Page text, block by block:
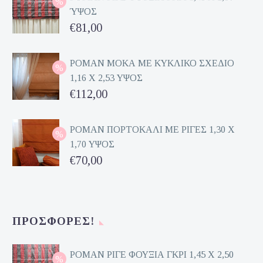
ΎΨΟΣ
Original
was:
€162,00.
€81,00
τρέχουσα
τιμή
είναι:
ΡΟΜΑΝ ΜΟΚΑ ΜΕ ΚΥΚΛΙΚΟ ΣΧΕΔΙΟ
1,16 Χ 2,53 ΥΨΟΣ
Original
was:
€224,00.
€112,00
τρέχουσα
τιμή
είναι:
ΡΟΜΑΝ ΠΟΡΤΟΚΑΛΙ ΜΕ ΡΙΓΕΣ 1,30 Χ
1,70 ΥΨΟΣ
Original
€70,00
ΠΡΟΣΦΟΡΈΣ!
ΡΟΜΑΝ ΡΙΓΕ ΦΟΥΞΙΑ ΓΚΡΙ 1,45 Χ 2,50